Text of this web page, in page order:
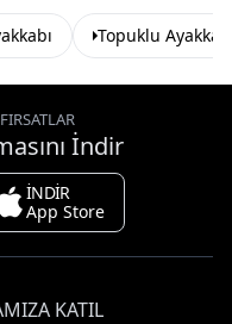
Topuklu
İndir
İNDİR
App Store
KATIL